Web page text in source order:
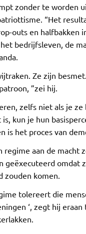
zonder te worden
“Het
outs en halfbakken
bedrijfsleven, de
Ze zijn
”zei hij.
zelfs niet als je
kun je hun
is het proces van
regime aan de macht
geëxecuteerd omdat
zouden komen.
tolereert die
‘, zegt hij